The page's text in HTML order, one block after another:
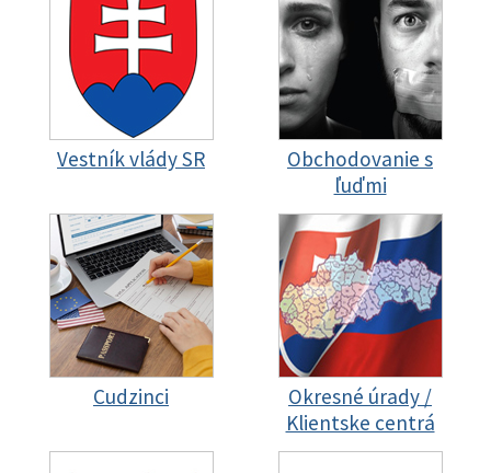
Vestník vlády SR
Obchodovanie s
ľuďmi
Cudzinci
Okresné úrady /
Klientske centrá